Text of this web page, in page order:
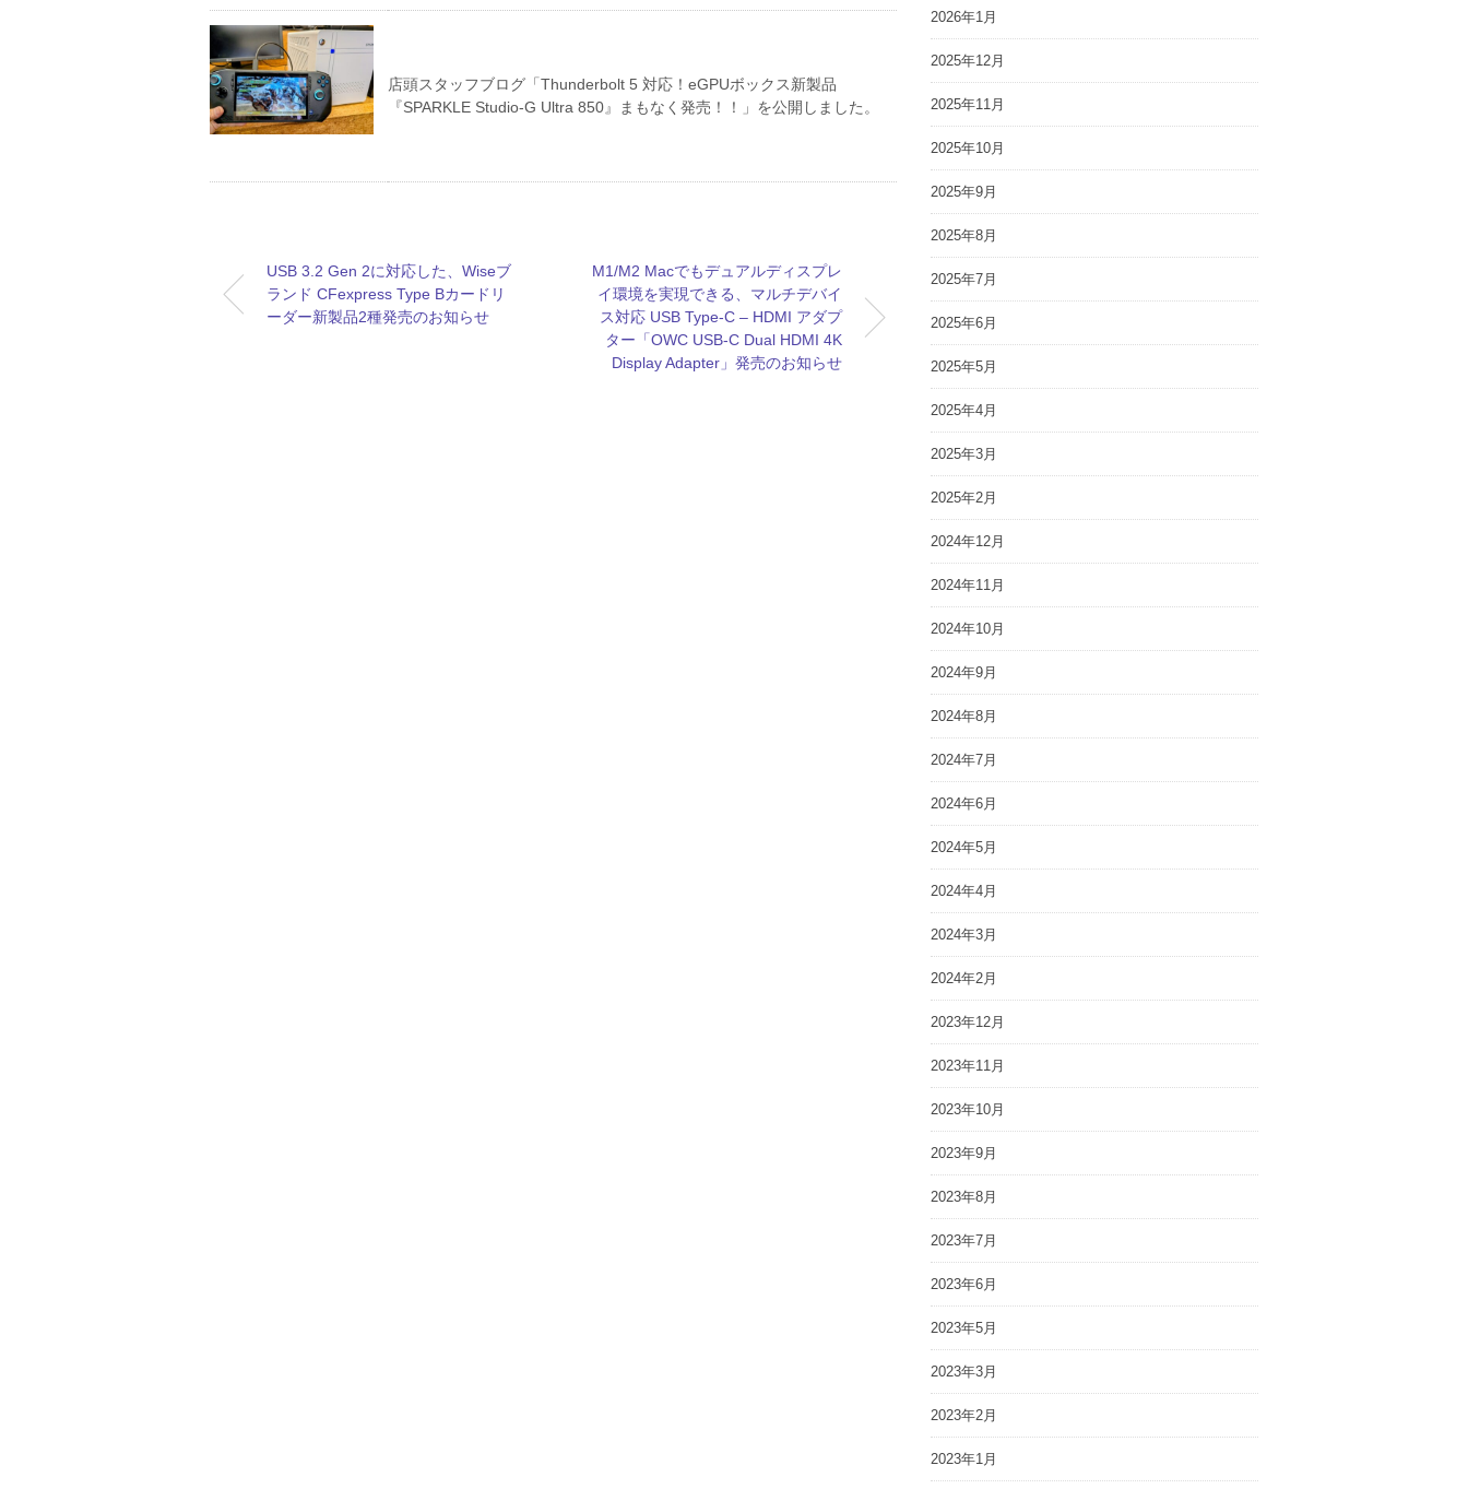
店頭スタッフブログ「Thunderbolt 5 対応！eGPUボックス新製品
『SPARKLE Studio-G Ultra 850』まもなく発売！！」を公開しました。
USB 3.2 Gen 2に対応した、Wiseブ
ランド CFexpress Type Bカードリ
ーダー新製品2種発売のお知らせ
M1/M2 Macでもデュアルディスプレ
イ環境を実現できる、マルチデバイ
ス対応 USB Type-C – HDMI アダプ
ター「OWC USB-C Dual HDMI 4K
Display Adapter」発売のお知らせ
2026年1月
2025年12月
2025年11月
2025年10月
2025年9月
2025年8月
2025年7月
2025年6月
2025年5月
2025年4月
2025年3月
2025年2月
2024年12月
2024年11月
2024年10月
2024年9月
2024年8月
2024年7月
2024年6月
2024年5月
2024年4月
2024年3月
2024年2月
2023年12月
2023年11月
2023年10月
2023年9月
2023年8月
2023年7月
2023年6月
2023年5月
2023年3月
2023年2月
2023年1月